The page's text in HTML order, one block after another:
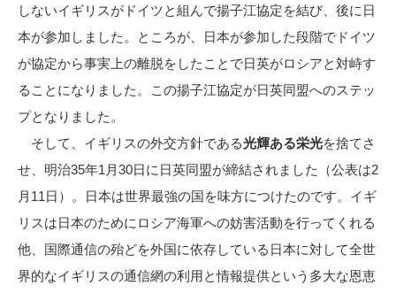
しないイギリスがドイツと組んで揚子江協定を結び、後に日
本が参加しました。ところが、日本が参加した段階でドイツ
が協定から事実上の離脱をしたことで日英がロシアと対峙す
ることになりました。この揚子江協定が日英同盟へのステッ
プとなりました。
そして、イギリスの外交方針である光輝ある栄光を捨てさ
せ、明治35年1月30日に日英同盟が締結されました（公表は2
月11日）。日本は世界最強の国を味方につけたのです。イギ
リスは日本のためにロシア海軍への妨害活動を行ってくれる
他、国際通信の殆どを外国に依存している日本に対して全世
界的なイギリスの通信網の利用と情報提供という多大な恩恵